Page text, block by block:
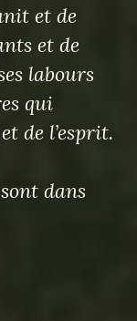
et de
et de
labours
qui
de l’esprit.
dans